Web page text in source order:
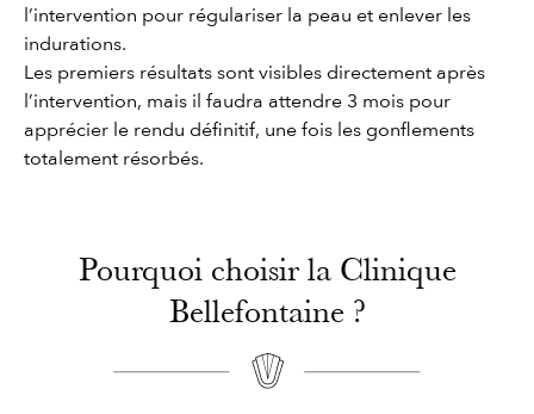
l’intervention pour régulariser la peau et enlever les
indurations.
Les premiers résultats sont visibles directement après
l’intervention, mais il faudra attendre 3 mois pour
apprécier le rendu définitif, une fois les gonflements
totalement résorbés.
Pourquoi choisir la Clinique
Bellefontaine ?